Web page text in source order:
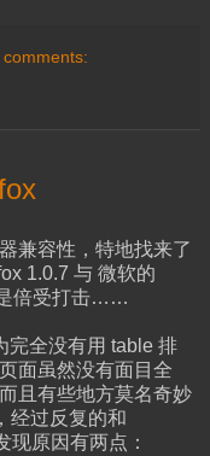
comments:
兼容性，特地找来了
1.0.7 与 微软的
是倍受打击……
完全没有用 table 排
面虽然没有面目全
且有些地方莫名奇妙
经过反复的和
原因有两点：